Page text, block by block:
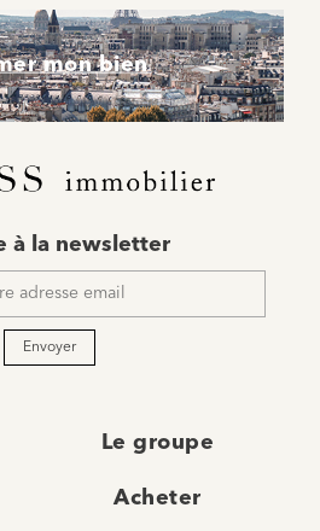
mon bien
à la newsletter
Envoyer
Le groupe
Acheter